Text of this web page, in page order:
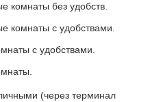
комнаты без удобств.
комнаты с удобствами.
с удобствами.
(через терминал